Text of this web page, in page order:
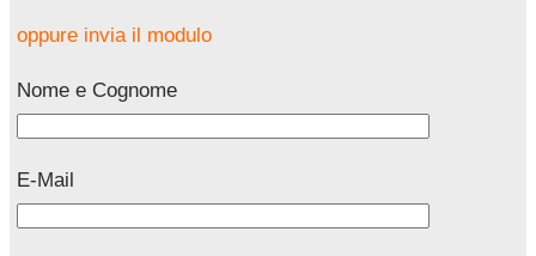
oppure invia il modulo
Nome e Cognome
E-Mail